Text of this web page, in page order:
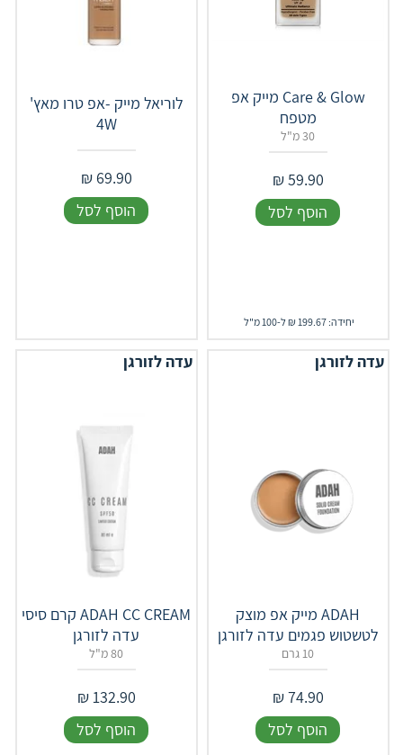
Care & Glow מייק אפ
מטפח
30 מ"ל
59.90
₪
הוסף לסל
יחידה: 199.67 ₪ ל-100 מ"ל
לוריאל מייק -אפ טרו מאץ'
4W
69.90
₪
הוסף לסל
עדה לזורגן
ADAH מייק אפ מוצק
לטשטוש פגמים עדה לזורגן
10 גרם
74.90
₪
הוסף לסל
עדה לזורגן
ADAH CC CREAM קרם סיסי
עדה לזורגן
80 מ"ל
132.90
₪
הוסף לסל